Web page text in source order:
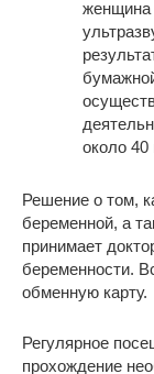
женщина
около 40
Решение о том,
беременной, а
принимает
беременности.
обменную карту.
Регулярное
прохождение